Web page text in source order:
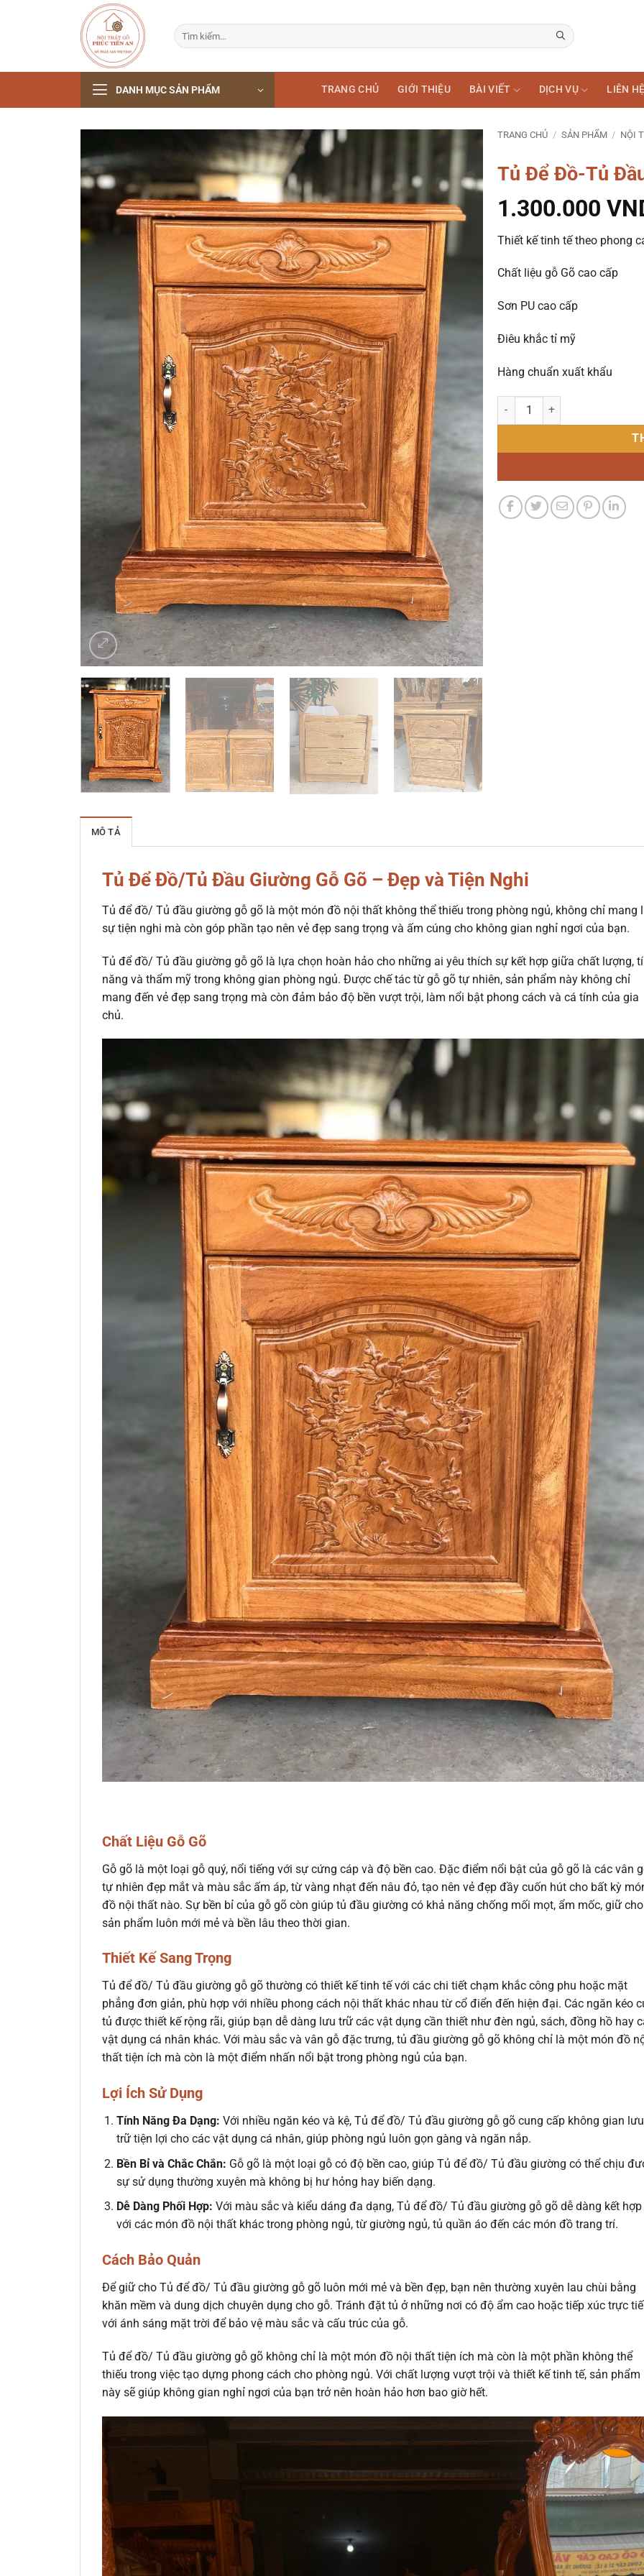
Tìm
kiếm:
DANH MỤC SẢN PHẨM TRANG CHỦ GIỚI THIỆU BÀI VIẾT DỊCH VỤ LIÊN
TRANG CHỦ / SẢN PHẨM / NỘI
Tủ Để Đồ-Tủ
1.300.000
Thiết kế tinh tế theo phong
Chất liệu gỗ Gõ cao cấp
Sơn PU cao cấp
Điêu khắc tỉ mỹ
Hàng chuẩn xuất khẩu
Tủ Để Đồ-Tủ Đầu Giường Gỗ
MÔ TẢ
Tủ Để Đồ/Tủ Đầu Giường Gỗ Gõ – Đẹp và Tiện Nghi
Tủ để đồ/ Tủ đầu giường gỗ gõ là một món đồ nội thất không thể thiếu trong phòng ngủ, không chỉ mang
sự tiện nghi mà còn góp phần tạo nên vẻ đẹp sang trọng và ấm cúng cho không gian nghỉ ngơi của bạn.
Tủ để đồ/ Tủ đầu giường gỗ gõ là lựa chọn hoàn hảo cho những ai yêu thích sự kết hợp giữa chất lượng,
năng và thẩm mỹ trong không gian phòng ngủ. Được chế tác từ gỗ gõ tự nhiên, sản phẩm này không chỉ
mang đến vẻ đẹp sang trọng mà còn đảm bảo độ bền vượt trội, làm nổi bật phong cách và cá tính của gia
chủ.
Chất Liệu Gỗ Gõ
Gỗ gõ là một loại gỗ quý, nổi tiếng với sự cứng cáp và độ bền cao. Đặc điểm nổi bật của gỗ gõ là các vân
tự nhiên đẹp mắt và màu sắc ấm áp, từ vàng nhạt đến nâu đỏ, tạo nên vẻ đẹp đầy cuốn hút cho bất kỳ
đồ nội thất nào. Sự bền bỉ của gỗ gõ còn giúp tủ đầu giường có khả năng chống mối mọt, ẩm mốc, giữ cho
sản phẩm luôn mới mẻ và bền lâu theo thời gian.
Thiết Kế Sang Trọng
Tủ để đồ/ Tủ đầu giường gỗ gõ thường có thiết kế tinh tế với các chi tiết chạm khắc công phu hoặc mặt
phẳng đơn giản, phù hợp với nhiều phong cách nội thất khác nhau từ cổ điển đến hiện đại. Các ngăn kéo
tủ được thiết kế rộng rãi, giúp bạn dễ dàng lưu trữ các vật dụng cần thiết như đèn ngủ, sách, đồng hồ hay
vật dụng cá nhân khác. Với màu sắc và vân gỗ đặc trưng, tủ đầu giường gỗ gõ không chỉ là một món đồ
thất tiện ích mà còn là một điểm nhấn nổi bật trong phòng ngủ của bạn.
Lợi Ích Sử Dụng
Tính Năng Đa Dạng: Với nhiều ngăn kéo và kệ, Tủ để đồ/ Tủ đầu giường gỗ gõ cung cấp không gian lưu
trữ tiện lợi cho các vật dụng cá nhân, giúp phòng ngủ luôn gọn gàng và ngăn nắp.
Bền Bỉ và Chắc Chắn: Gỗ gõ là một loại gỗ có độ bền cao, giúp Tủ để đồ/ Tủ đầu giường có thể chịu
sự sử dụng thường xuyên mà không bị hư hỏng hay biến dạng.
Dễ Dàng Phối Hợp: Với màu sắc và kiểu dáng đa dạng, Tủ để đồ/ Tủ đầu giường gỗ gõ dễ dàng kết hợp
với các món đồ nội thất khác trong phòng ngủ, từ giường ngủ, tủ quần áo đến các món đồ trang trí.
Cách Bảo Quản
Để giữ cho Tủ để đồ/ Tủ đầu giường gỗ gõ luôn mới mẻ và bền đẹp, bạn nên thường xuyên lau chùi bằng
khăn mềm và dung dịch chuyên dụng cho gỗ. Tránh đặt tủ ở những nơi có độ ẩm cao hoặc tiếp xúc trực
với ánh sáng mặt trời để bảo vệ màu sắc và cấu trúc của gỗ.
Tủ để đồ/ Tủ đầu giường gỗ gõ không chỉ là một món đồ nội thất tiện ích mà còn là một phần không thể
thiếu trong việc tạo dựng phong cách cho phòng ngủ. Với chất lượng vượt trội và thiết kế tinh tế, sản phẩm
này sẽ giúp không gian nghỉ ngơi của bạn trở nên hoàn hảo hơn bao giờ hết.